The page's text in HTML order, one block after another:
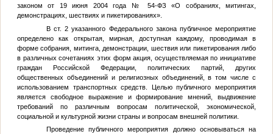
законом от 19 июня 2004 года № 54-ФЗ «О собраниях, митингах,
демонстрациях, шествиях и пикетированиях».
В ст. 2 указанного Федерального закона публичное мероприятие
определено как открытая, мирная, доступная каждому, проводимая в
форме собрания, митинга, демонстрации, шествия или пикетирования либо
в различных сочетаниях этих форм акция, осуществляемая по инициативе
граждан Российской Федерации, политических партий, других
общественных объединений и религиозных объединений, в том числе с
использованием транспортных средств. Целью публичного мероприятия
является свободное выражение и формирование мнений, выдвижение
требований по различным вопросам политической, экономической,
социальной и культурной жизни страны и вопросам внешней политики.
Проведение публичного мероприятия должно основываться на